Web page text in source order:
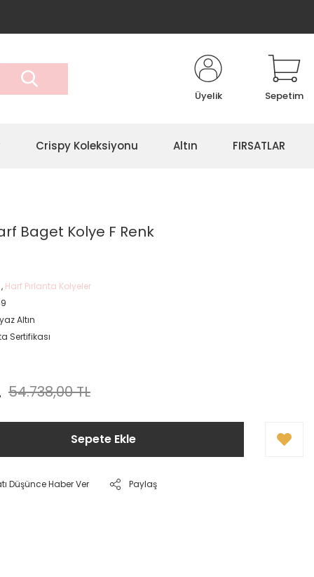
Üyelik Sepetim
Crispy Koleksiyonu Altın FIRSATLAR
Baget Kolye F Renk
, Harf Pırlanta Kolyeler
Altın
Sertifikası
54.738,00 TL
Sepete Ekle
Düşünce Haber Ver Paylaş